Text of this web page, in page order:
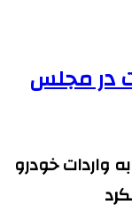
در مجلس
به واردات خودرو